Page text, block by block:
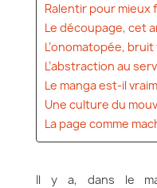
Ralentir pour mieux
Le découpage, cet
L’onomatopée, bruit
L’abstraction au
Le manga est-il
Une culture du
La page comme
Il y a, dans le